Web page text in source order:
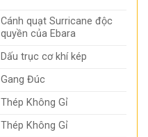
Cánh quạt Surricane độc
quyền của Ebara
Dấu trục cơ khí kép
Gang Đúc
Thép Không Gỉ
Thép Không Gỉ